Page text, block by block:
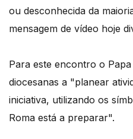
ou desconhecida da
mensagem de vídeo hoje
Para este encontro o
diocesanas a "planear
iniciativa, utilizando os
Roma está a preparar".